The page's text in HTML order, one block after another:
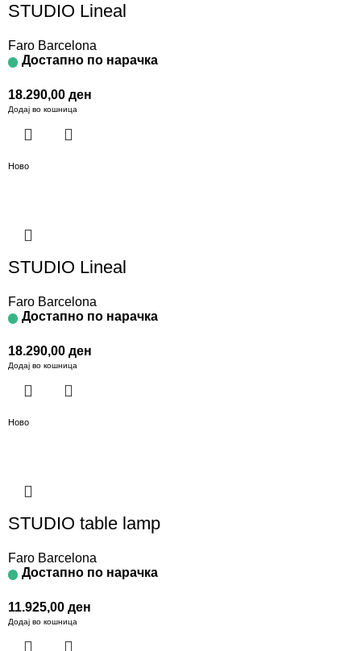
STUDIO Lineal
Faro Barcelona
Достапно по нарачка
18.290,00 ден
Додај во кошница
Ново
STUDIO Lineal
Faro Barcelona
Достапно по нарачка
18.290,00 ден
Додај во кошница
Ново
STUDIO table lamp
Faro Barcelona
Достапно по нарачка
11.925,00 ден
Додај во кошница